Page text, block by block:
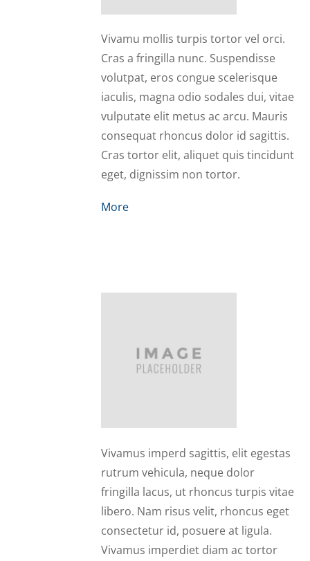
Vivamu mollis turpis tortor vel orci.
Cras a fringilla nunc. Suspendisse
volutpat, eros congue scelerisque
iaculis, magna odio sodales dui, vitae
vulputate elit metus ac arcu. Mauris
consequat rhoncus dolor id sagittis.
Cras tortor elit, aliquet quis tincidunt
eget, dignissim non tortor.
More
Vivamus imperd sagittis, elit egestas
rutrum vehicula, neque dolor
fringilla lacus, ut rhoncus turpis vitae
libero. Nam risus velit, rhoncus eget
consectetur id, posuere at ligula.
Vivamus imperdiet diam ac tortor